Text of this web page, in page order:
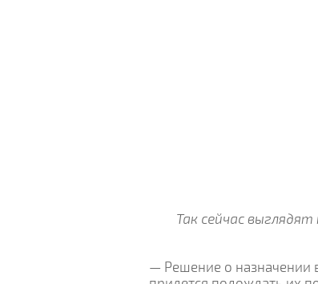
Так сейчас
— Решение о назначении